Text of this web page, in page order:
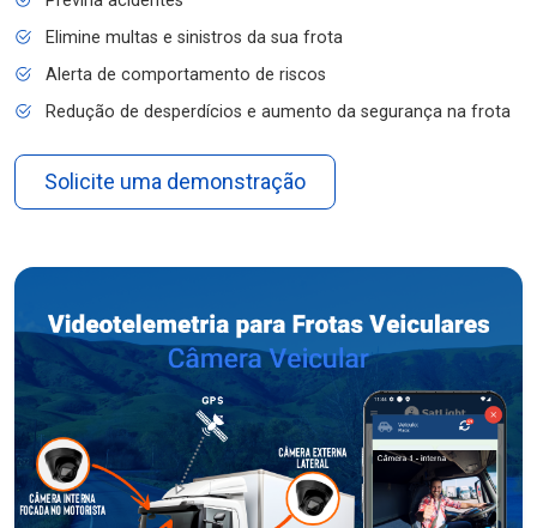
Elimine multas e sinistros da sua frota
Alerta de comportamento de riscos
Redução de desperdícios e aumento da segurança na frota
Solicite uma demonstração